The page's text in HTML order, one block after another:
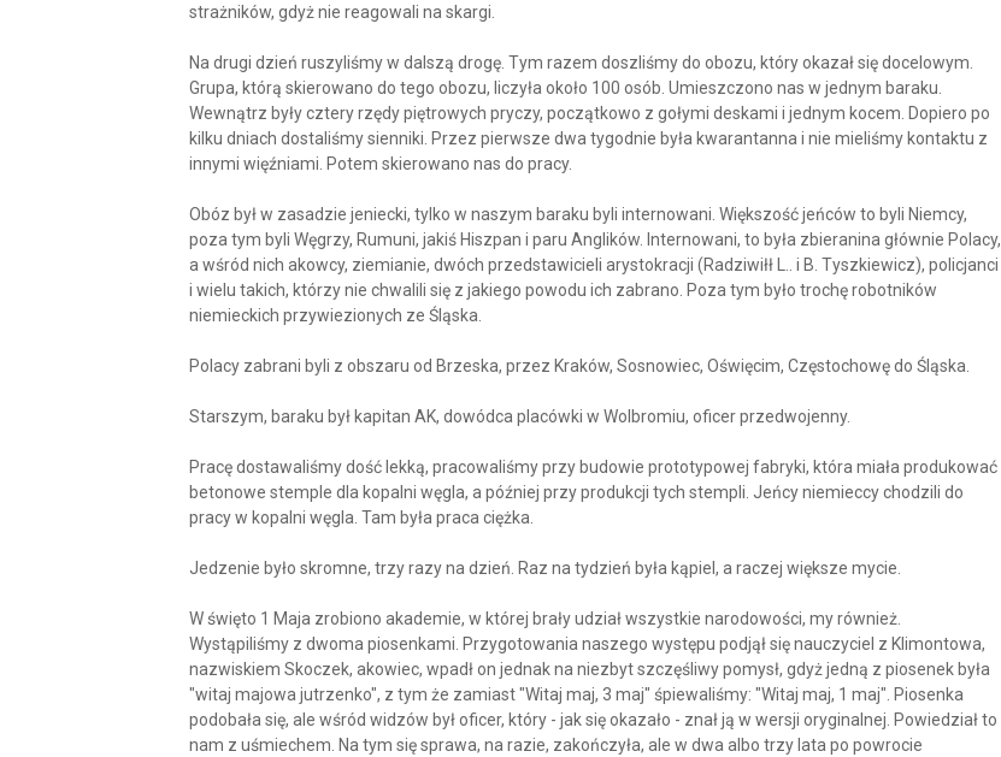
strażników, gdyż nie reagowali na skargi.
Na drugi dzień ruszyliśmy w dalszą drogę. Tym razem doszliśmy do obozu, który okazał się docelowym.
Grupa, którą skierowano do tego obozu, liczyła około 100 osób. Umieszczono nas w jednym baraku.
Wewnątrz były cztery rzędy piętrowych pryczy, początkowo z gołymi deskami i jednym kocem. Dopiero po
kilku dniach dostaliśmy sienniki. Przez pierwsze dwa tygodnie była kwarantanna i nie mieliśmy kontaktu z
innymi więźniami. Potem skierowano nas do pracy.
Obóz był w zasadzie jeniecki, tylko w naszym baraku byli internowani. Większość jeńców to byli Niemcy,
poza tym byli Węgrzy, Rumuni, jakiś Hiszpan i paru Anglików. Internowani, to była zbieranina głównie Polacy,
a wśród nich akowcy, ziemianie, dwóch przedstawicieli arystokracji (Radziwiłł L.. i B. Tyszkiewicz), policjanci
i wielu takich, którzy nie chwalili się z jakiego powodu ich zabrano. Poza tym było trochę robotników
niemieckich przywiezionych ze Śląska.
Polacy zabrani byli z obszaru od Brzeska, przez Kraków, Sosnowiec, Oświęcim, Częstochowę do Śląska.
Starszym, baraku był kapitan AK, dowódca placówki w Wolbromiu, oficer przedwojenny.
Pracę dostawaliśmy dość lekką, pracowaliśmy przy budowie prototypowej fabryki, która miała produkować
betonowe stemple dla kopalni węgla, a później przy produkcji tych stempli. Jeńcy niemieccy chodzili do
pracy w kopalni węgla. Tam była praca ciężka.
Jedzenie było skromne, trzy razy na dzień. Raz na tydzień była kąpiel, a raczej większe mycie.
W święto 1 Maja zrobiono akademie, w której brały udział wszystkie narodowości, my również.
Wystąpiliśmy z dwoma piosenkami. Przygotowania naszego występu podjął się nauczyciel z Klimontowa,
nazwiskiem Skoczek, akowiec, wpadł on jednak na niezbyt szczęśliwy pomysł, gdyż jedną z piosenek była
"witaj majowa jutrzenko", z tym że zamiast "Witaj maj, 3 maj" śpiewaliśmy: "Witaj maj, 1 maj". Piosenka
podobała się, ale wśród widzów był oficer, który - jak się okazało - znał ją w wersji oryginalnej. Powiedział to
nam z uśmiechem. Na tym się sprawa, na razie, zakończyła, ale w dwa albo trzy lata po powrocie